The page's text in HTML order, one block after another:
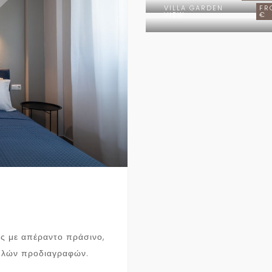
με απέραντο πράσινο,
προδιαγραφών.
VILLA GARDEN
VIEW €